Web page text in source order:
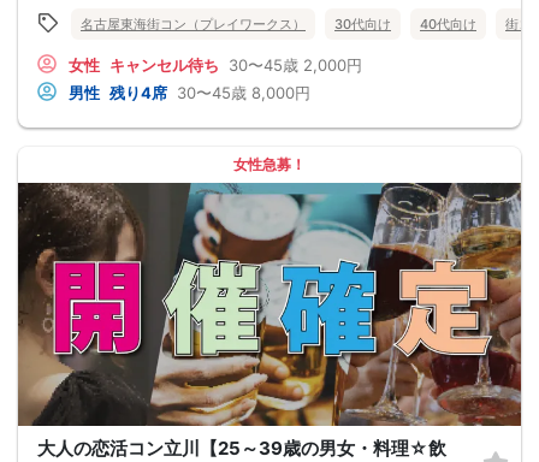
名古屋東海街コン（プレイワークス） 30代向け 40代向け 街コ
女性 キャンセル待ち 30〜45歳 2,000円
男性 残り4席 30〜45歳 8,000円
女性急募！
大人の恋活コン立川【25～39歳の男女・料理☆飲